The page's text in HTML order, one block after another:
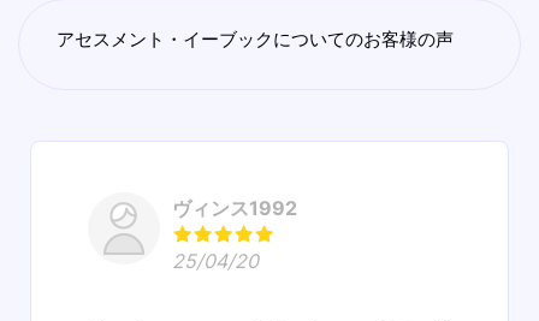
アセスメント・イーブックについてのお客様の声
ヴィンス1992
25/04/20